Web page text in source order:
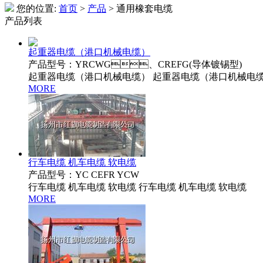
您的位置: 首页 > 产品 > 通用橡套电缆
产品列表
起重器电缆（港口机械电缆）
产品型号：YRCWG、CREFG(导体镀锡型)
起重器电缆（港口机械电缆） 起重器电缆（港口机械电
MORE
行车电缆 机车电缆 软电缆
产品型号：YC CEFR YCW
行车电缆 机车电缆 软电缆 行车电缆 机车电缆 软电缆
MORE